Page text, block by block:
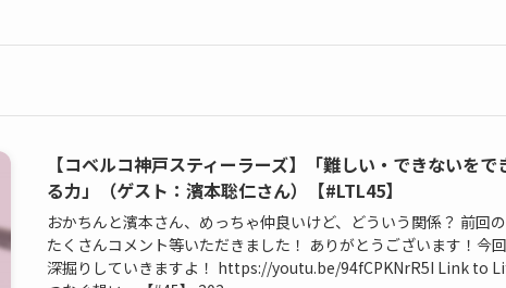
【コベルコ神戸スティーラーズ】「難しい・できないをで
る力」（ゲスト：濱本聡仁さん）【#LTL45】
おかちんと濱本さん、めっちゃ仲良いけど、どういう関係？ 前回の
たくさんコメント等いただきました！ ありがとうございます！今
深掘りしていきますよ！ https://youtu.be/94fCPKNrR5I Link to